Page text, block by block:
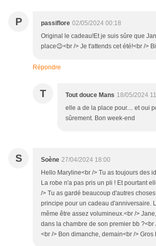
P passiflore 02/05/2024 00:18
Original le cadeau!Et je suis sûre que
place😉<br /> Je t'attends cet été!<br />
Répondre
T Tout douce Mans 18/05/2024
elle a de la place pour.... et oui
sûrement. Bon week-end
S Soène 27/04/2024 18:00
Hello Maryline<br /> Tu as toujours des
La robe n'a pas pris un pli ! Et pourtant
/> Tu as gardé beaucoup d'autres
principe pour un cadeau d'anniversaire.
même être assez volumineux.<br />
dans la chambre de son premier bb ?<br
<br /> Bon dimanche, demain<br /> Gros